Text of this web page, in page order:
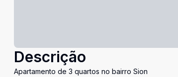
Descrição
Apartamento de 3 quartos no bairro Sion